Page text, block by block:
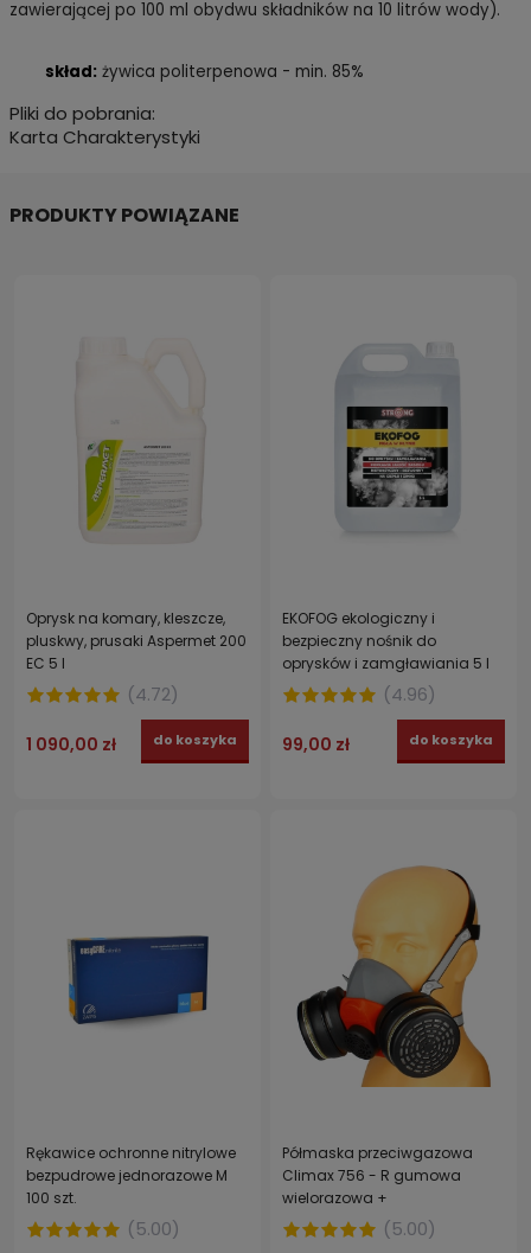
zawierającej po 100 ml obydwu składników na 10 litrów wody).
skład: żywica politerpenowa - min. 85%
Pliki do pobrania:
Karta Charakterystyki
PRODUKTY POWIĄZANE
Oprysk na komary, kleszcze,
pluskwy, prusaki Aspermet 200
EC 5 l
(4.72)
1 090,00 zł do koszyka
EKOFOG ekologiczny i
bezpieczny nośnik do
oprysków i zamgławiania 5 l
(4.96)
99,00 zł do koszyka
Rękawice ochronne nitrylowe
bezpudrowe jednorazowe M
100 szt.
(5.00)
Półmaska przeciwgazowa
Climax 756 - R gumowa
wielorazowa +
filtropochłaniacz ABEK1P3 2 szt.
(5.00)